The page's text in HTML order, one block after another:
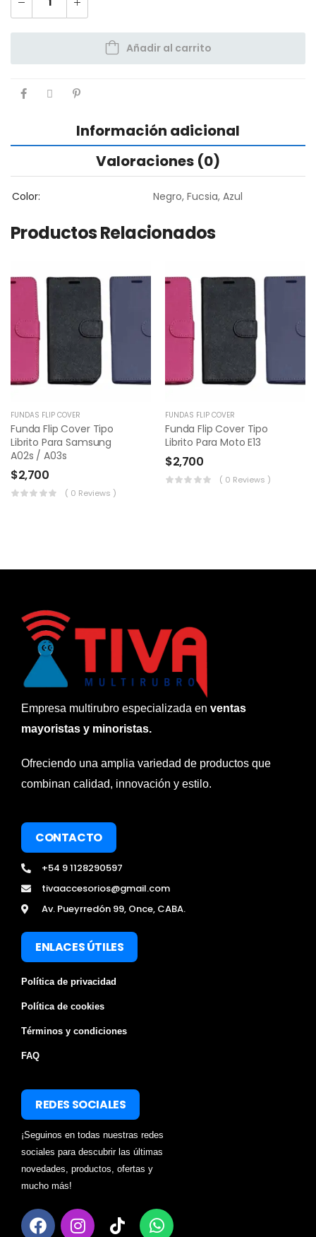
Añadir al carrito
Información adicional
Valoraciones (0)
Color Negro, Fucsia, Azul
Productos Relacionados
FUNDAS FLIP COVER
Funda Flip Cover Tipo
Librito Para Samsung
A02s / A03s
$2,700
( 0 Reviews )
FUNDAS FLIP COVER
Funda Flip Cover Tipo
Librito Para Moto E13
$2,700
( 0 Reviews )
Empresa multirubro especializada en ventas
mayoristas y minoristas.
Ofreciendo una amplia variedad de productos que
combinan calidad, innovación y estilo.
CONTACTO
+54 9 1128290597
tivaaccesorios@gmail.com
Av. Pueyrredón 99, Once, CABA.
ENLACES ÚTILES
Política de privacidad
Política de cookies
Términos y condiciones
FAQ
REDES SOCIALES
¡Seguinos en todas nuestras redes
sociales para descubrir las últimas
novedades, productos, ofertas y
mucho más!